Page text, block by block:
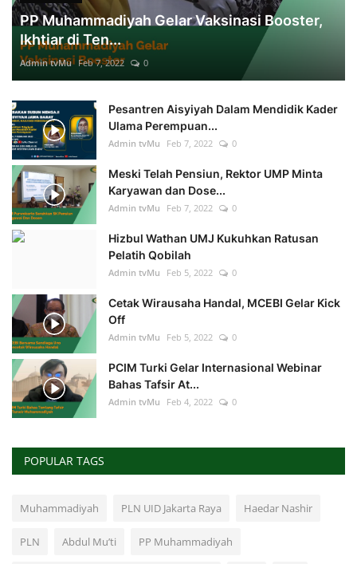
PP Muhammadiyah Gelar Vaksinasi Booster,
Ikhtiar di Ten...
Admin tvMu Feb 7, 2022 0
Pesantren Aisyiyah Dalam Mendidik Kader
Ulama Perempuan...
Admin tvMu Feb 7, 2022 0
Meski Telah Pensiun, Rektor UMP Minta
Karyawan dan Dose...
Admin tvMu Feb 7, 2022 0
Hizbul Wathan UMJ Kukuhkan Ratusan
Pelatih Qobilah
Admin tvMu Feb 5, 2022 0
Cetak Wirausaha Handal, MCEBI Gelar Kick
Off
Admin tvMu Feb 5, 2022 0
PCIM Turki Gelar Internasional Webinar
Bahas Tafsir At...
Admin tvMu Feb 4, 2022 0
POPULAR TAGS
Muhammadiyah PLN UID Jakarta Raya Haedar Nashir
PLN Abdul Mu’ti PP Muhammadiyah